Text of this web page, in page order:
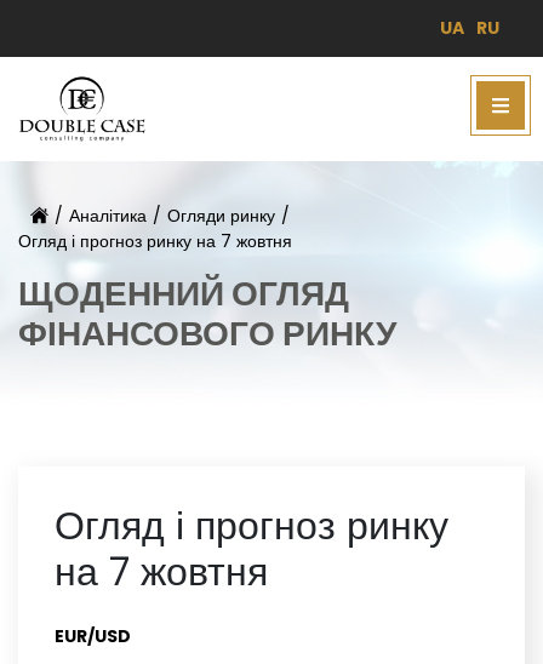
UA RU
/ Аналітика / Огляди ринку /
Огляд і прогноз ринку на 7 жовтня
ЩОДЕННИЙ ОГЛЯД
ФІНАНСОВОГО РИНКУ
Огляд і прогноз ринку
на 7 жовтня
EUR/USD